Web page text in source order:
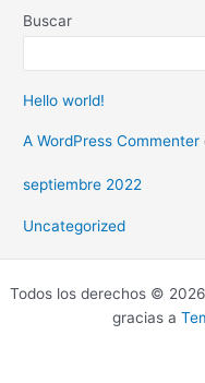
Buscar
Hello world!
A WordPress Commenter
septiembre 2022
Uncategorized
Todos los derechos ©
gracias a